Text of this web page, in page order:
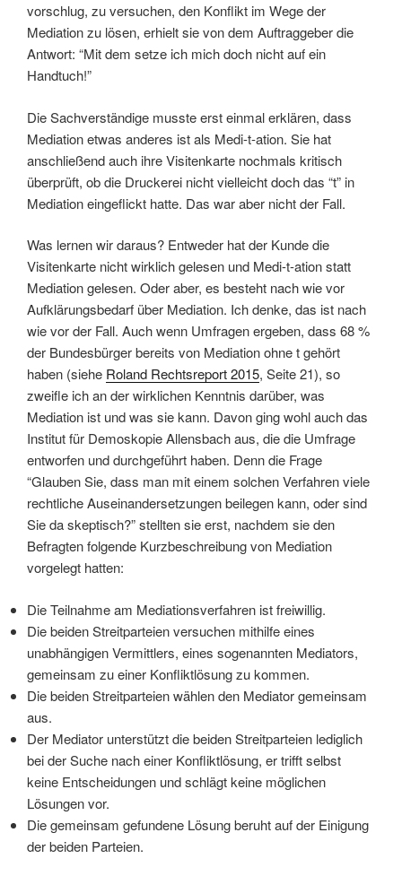
vorschlug, zu versuchen, den Konflikt im Wege der
Mediation zu lösen, erhielt sie von dem Auftraggeber die
Antwort: “Mit dem setze ich mich doch nicht auf ein
Handtuch!”
Die Sachverständige musste erst einmal erklären, dass
Mediation etwas anderes ist als Medi-t-ation. Sie hat
anschließend auch ihre Visitenkarte nochmals kritisch
überprüft, ob die Druckerei nicht vielleicht doch das “t” in
Mediation eingeflickt hatte. Das war aber nicht der Fall.
Was lernen wir daraus? Entweder hat der Kunde die
Visitenkarte nicht wirklich gelesen und Medi-t-ation statt
Mediation gelesen. Oder aber, es besteht nach wie vor
Aufklärungsbedarf über Mediation. Ich denke, das ist nach
wie vor der Fall. Auch wenn Umfragen ergeben, dass 68 %
der Bundesbürger bereits von Mediation ohne t gehört
haben (siehe Roland Rechtsreport 2015, Seite 21), so
zweifle ich an der wirklichen Kenntnis darüber, was
Mediation ist und was sie kann. Davon ging wohl auch das
Institut für Demoskopie Allensbach aus, die die Umfrage
entworfen und durchgeführt haben. Denn die Frage
“Glauben Sie, dass man mit einem solchen Verfahren viele
rechtliche Auseinandersetzungen beilegen kann, oder sind
Sie da skeptisch?” stellten sie erst, nachdem sie den
Befragten folgende Kurzbeschreibung von Mediation
vorgelegt hatten:
Die Teilnahme am Mediationsverfahren ist freiwillig.
Die beiden Streitparteien versuchen mithilfe eines
unabhängigen Vermittlers, eines sogenannten Mediators,
gemeinsam zu einer Konfliktlösung zu kommen.
Die beiden Streitparteien wählen den Mediator gemeinsam
aus.
Der Mediator unterstützt die beiden Streitparteien lediglich
bei der Suche nach einer Konfliktlösung, er trifft selbst
keine Entscheidungen und schlägt keine möglichen
Lösungen vor.
Die gemeinsam gefundene Lösung beruht auf der Einigung
der beiden Parteien.